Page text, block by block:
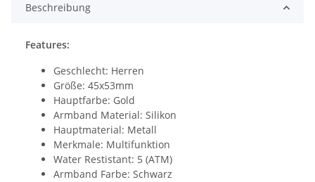
Beschreibung
Features:
Geschlecht: Herren
Größe: 45x53mm
Hauptfarbe: Gold
Armband Material: Silikon
Hauptmaterial: Metall
Merkmale: Multifunktion
Water Restistant: 5 (ATM)
Armband Farbe: Schwarz